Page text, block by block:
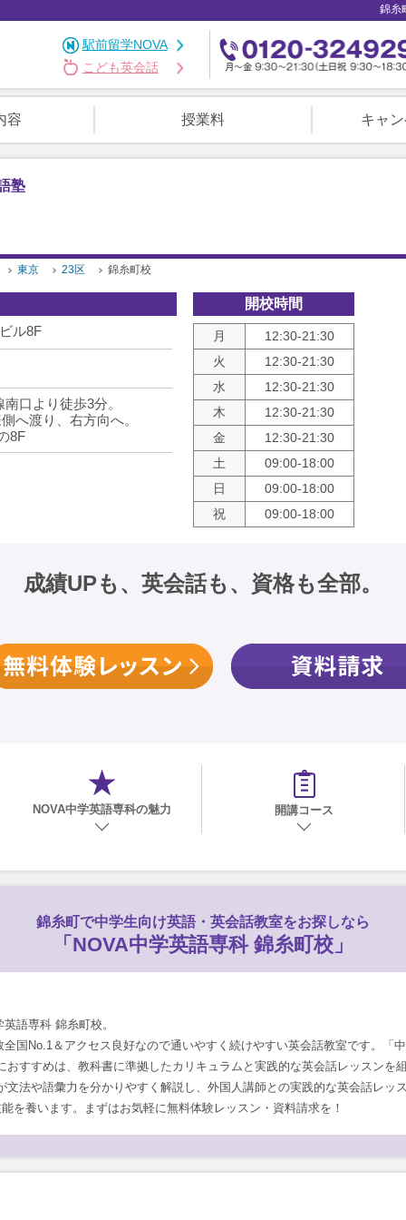
錦糸
駅前留学NOVA
こども英会話
容 授業料 キャ
塾
東京 23区 錦糸町校
ル8F
口より徒歩3分。
へ渡り、右方向へ。
8F
開校時間
月
12:30-21:30
火
12:30-21:30
水
12:30-21:30
木
12:30-21:30
金
12:30-21:30
土
09:00-18:00
日
09:00-18:00
祝
09:00-18:00
成績UPも、英会話も、資格も全部。
NOVA中学英語専科の魅力 開講コース
錦糸町で中学生向け英語・英会話教室をお探しなら
「NOVA中学英語専科 錦糸町校」
語専科 錦糸町校。
国No.1＆アクセス良好なので通いやすく続けやすい英会話教室です。「中
すすめは、教科書に準拠したカリキュラムと実践的な英会話レッスンを
法や語彙力を分かりやすく解説し、外国人講師との実践的な英会話レッ
を養います。まずはお気軽に無料体験レッスン・資料請求を！